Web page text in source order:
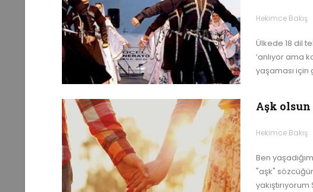
Hekimce Bakış
Ülkede 18 dil
‘anlıyor ama
yaşaması için
Aşk olsun
Hekimce Bakış
Ben
"aşk"